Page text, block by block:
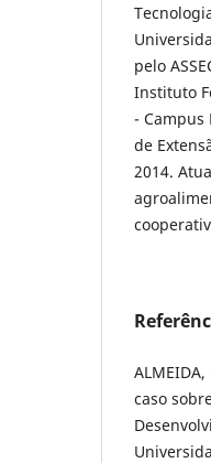
pelo
Instituto
- Campus
de
2014.
caso